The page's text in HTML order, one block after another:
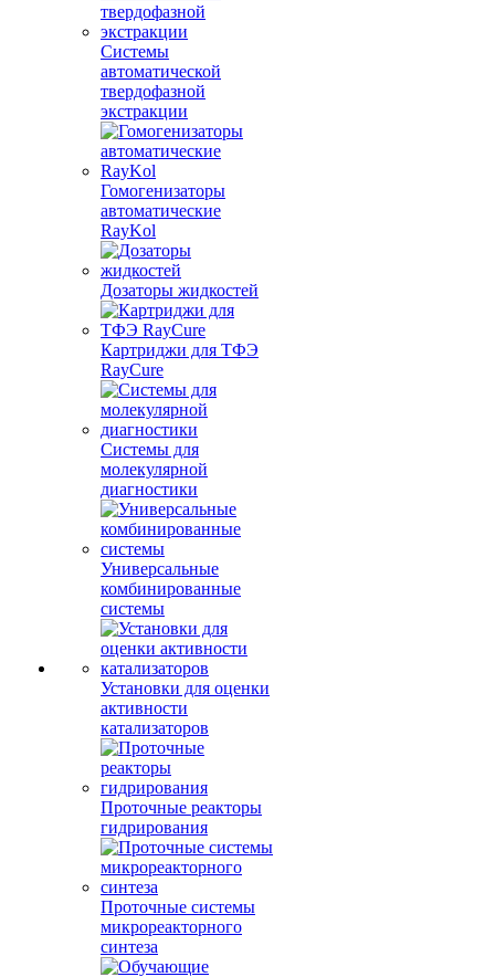
Системы
автоматической
твердофазной
экстракции
Гомогенизаторы
автоматические
RayKol
Дозаторы жидкостей
Картриджи для ТФЭ
RayCure
Системы для
молекулярной
диагностики
Универсальные
комбинированные
системы
Установки для оценки
активности
катализаторов
Проточные реакторы
гидрирования
Проточные системы
микрореакторного
синтеза